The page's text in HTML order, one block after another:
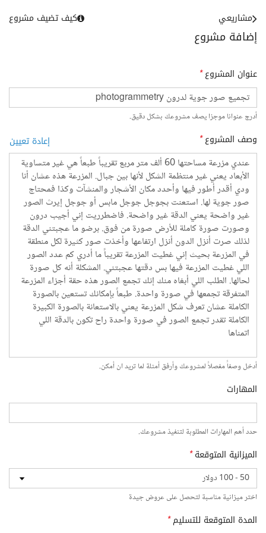
إضافة مشروع
مشاريعي كيف تضيف مشروع
عنوان المشروع*
أدرج عنوانا موجزا يصف مشروعك بشكل دقيق.
وصف المشروع* إعادة تعيين
أدخل وصفاً مفصلاً لمشروعك وأرفق أمثلة لما تريد ان أمكن.
المهارات
حدد أهم المهارات المطلوبة لتنفيذ مشروعك.
الميزانية المتوقعة*
اختر ميزانية مناسبة لتحصل على عروض جيدة
المدة المتوقعة للتسليم*